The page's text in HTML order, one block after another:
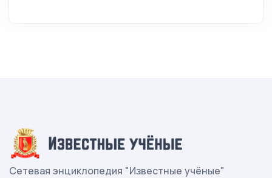
Сетевая энциклопедия "Известные учёные"